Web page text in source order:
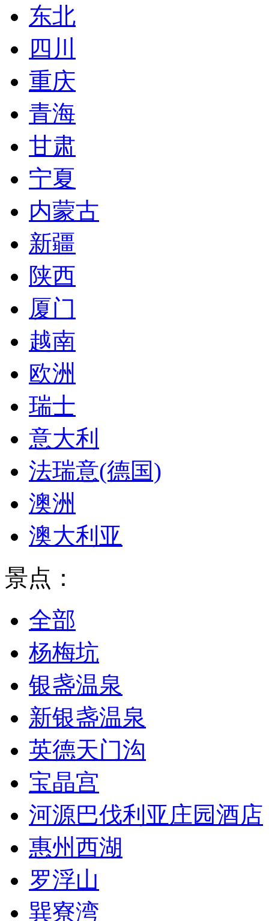
东北
四川
重庆
青海
甘肃
宁夏
内蒙古
新疆
陕西
厦门
越南
欧洲
瑞士
意大利
法瑞意(德国)
澳洲
澳大利亚
景点：
全部
杨梅坑
银盏温泉
新银盏温泉
英德天门沟
宝晶宫
河源巴伐利亚庄园酒店
惠州西湖
罗浮山
巽寮湾